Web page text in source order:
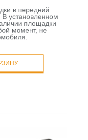
в передний
установленном
площадки
момент, не